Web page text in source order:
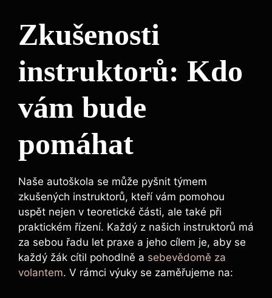
Zkušenosti
instruktorů: Kdo
vám bude
pomáhat
Naše autoškola se může pyšnit ​týmem
zkušených instruktorů, kteří vám pomohou
uspět nejen v teoretické části, ale ​také při
praktickém řízení. Každý z našich instruktorů má
za sebou řadu let praxe a​ jeho cílem je, aby se
každý žák cítil pohodlně a sebevědomě za
volantem. V rámci výuky se zaměřujeme na: